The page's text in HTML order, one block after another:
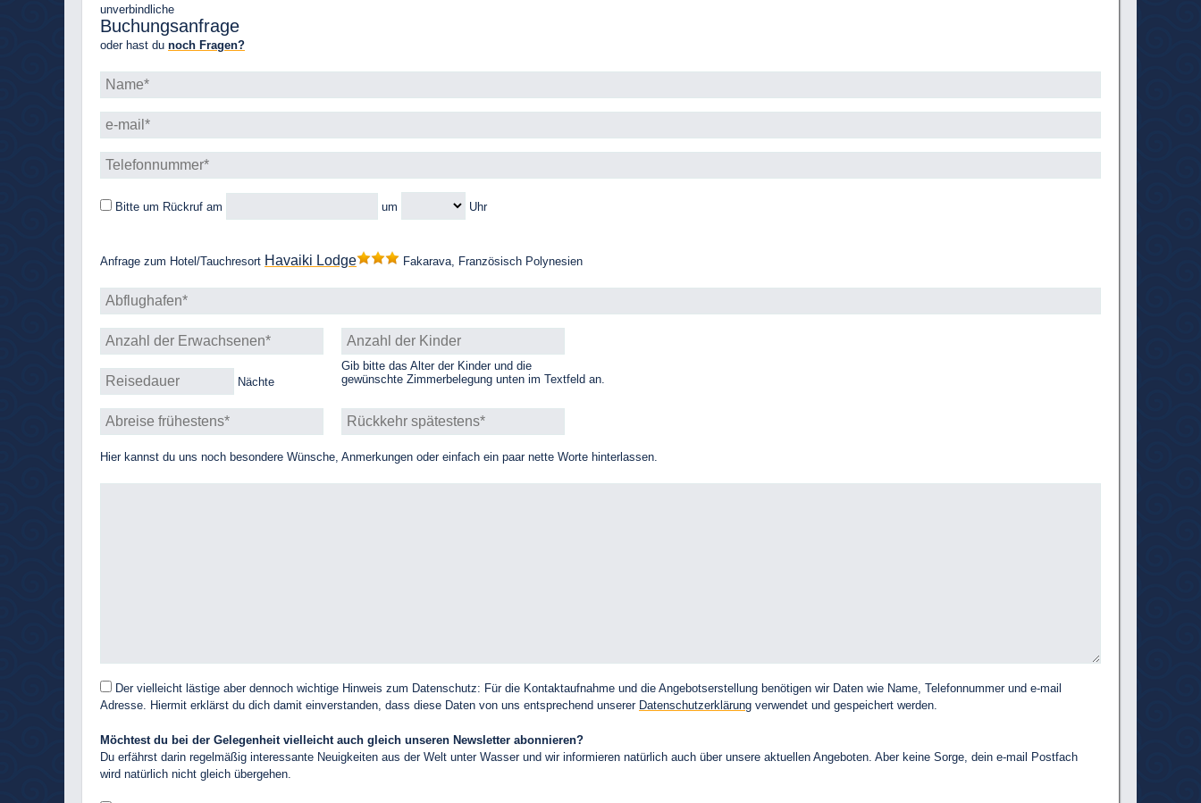
unverbindliche
Buchungsanfrage
oder hast du noch Fragen?
Bitte um Rückruf am um Uhr
Anfrage zum Hotel/Tauchresort Havaiki Lodge Fakarava, Französisch Polynesien
Gib bitte das Alter der Kinder und die
gewünschte Zimmerbelegung unten im Textfeld an.
Nächte
Hier kannst du uns noch besondere Wünsche, Anmerkungen oder einfach ein paar nette Worte hinterlassen.
Der vielleicht lästige aber dennoch wichtige Hinweis zum Datenschutz: Für die Kontaktaufnahme und die Angebotserstellung benötigen wir Daten wie Name, Telefonnummer und e-mail
Adresse. Hiermit erklärst du dich damit einverstanden, dass diese Daten von uns entsprechend unserer Datenschutzerklärung verwendet und gespeichert werden.
Möchtest du bei der Gelegenheit vielleicht auch gleich unseren Newsletter abonnieren?
Du erfährst darin regelmäßig interessante Neuigkeiten aus der Welt unter Wasser und wir informieren natürlich auch über unsere aktuellen Angeboten. Aber keine Sorge, dein e-mail Postfach
wird natürlich nicht gleich übergehen.